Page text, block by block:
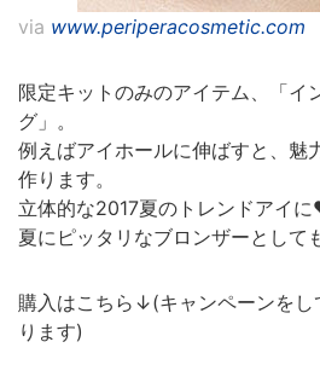
via www.periperacosmetic.com
限定キットのみのアイテム、「イ
グ」。
例えばアイホールに伸ばすと、魅
作ります。
立体的な2017夏のトレンドアイ
夏にピッタリなブロンザーとして
購入はこちら↓(キャンペーンをし
ります)